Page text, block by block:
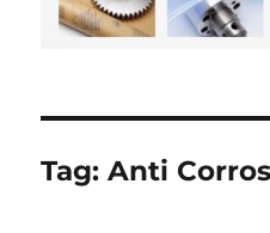
Tag:Anti